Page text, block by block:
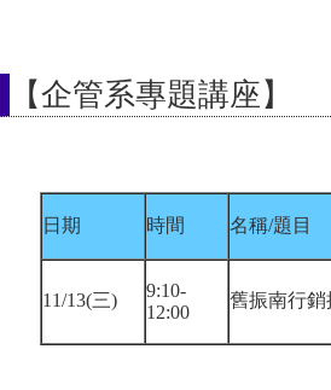
【企管系專題講座】
日期 時間 名稱/題目
11/13(三)
9:10-
12:00
舊振南行銷